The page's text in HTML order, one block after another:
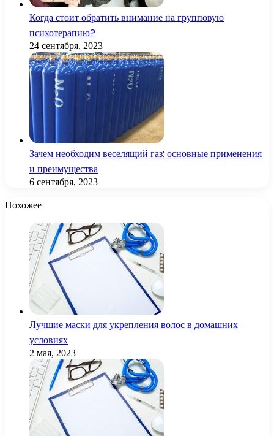
Когда стоит обратить внимание на групповую
психотерапию?
24 сентября, 2023
Зачем необходим веселящий газ: основные применения
и преимущества
6 сентября, 2023
Похожее
Лучшие маски для укрепления волос в домашних
условиях
2 мая, 2023